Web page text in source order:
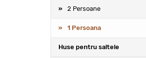
2 Persoane
1 Persoana
Huse pentru saltele